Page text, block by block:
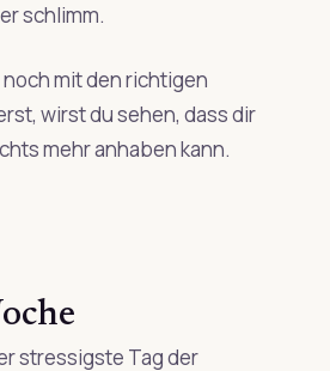
schlimm.
mit den richtigen
wirst du sehen, dass dir
mehr anhaben kann.
stressigste Tag der